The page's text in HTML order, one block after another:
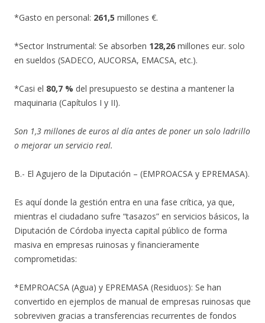
*Gasto en personal: 261,5 millones €.
*Sector Instrumental: Se absorben 128,26 millones eur. solo
en sueldos (SADECO, AUCORSA, EMACSA, etc.).
*Casi el 80,7 % del presupuesto se destina a mantener la
maquinaria (Capítulos I y II).
Son 1,3 millones de euros al día antes de poner un solo ladrillo
o mejorar un servicio real.
B.- El Agujero de la Diputación – (EMPROACSA y EPREMASA).
Es aquí donde la gestión entra en una fase crítica, ya que,
mientras el ciudadano sufre “tasazos” en servicios básicos, la
Diputación de Córdoba inyecta capital público de forma
masiva en empresas ruinosas y financieramente
comprometidas:
*EMPROACSA (Agua) y EPREMASA (Residuos): Se han
convertido en ejemplos de manual de empresas ruinosas que
sobreviven gracias a transferencias recurrentes de fondos